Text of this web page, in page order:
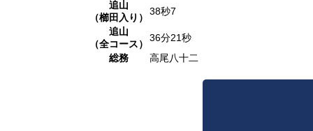
追山
（櫛田入り）
38秒7
追山
（全コース）
36分21秒
総務
高尾八十二